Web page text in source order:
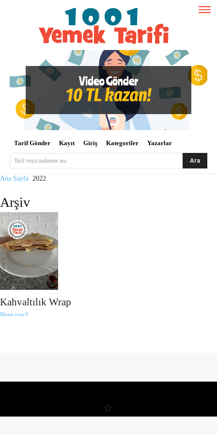
Tarif Gönder Kayıt Giriş Kategoriler Yazarlar
Tarif veya malzeme ara Ara
Ana Sayfa 2022
Arşiv
Kahvaltılık Wrap
Mona rosa 0